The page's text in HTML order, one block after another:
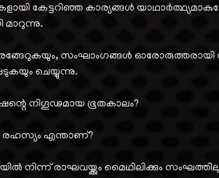
കേട്ടറിഞ്ഞ കാര്യങ്ങൾ
മാറുന്നു.
സംഘാംഗങ്ങൾ ഓരോരുത്തരായി
ചെയ്യുന്നു.
നിഗൂഢമായ ഭൂതകാലം?
രഹസ്യം എന്താണ്?
നിന്ന് രാഘവയ്ക്കും മൈഥിലിക്കും